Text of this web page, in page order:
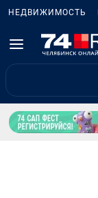
НЕДВИЖИМОСТЬ